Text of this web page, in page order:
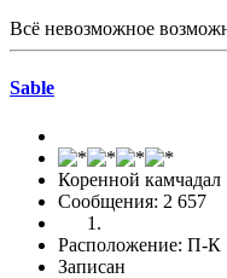
Всё невозможное
Sable
Коренной камчадал
Сообщения: 2 657
Расположение: П-К
Записан